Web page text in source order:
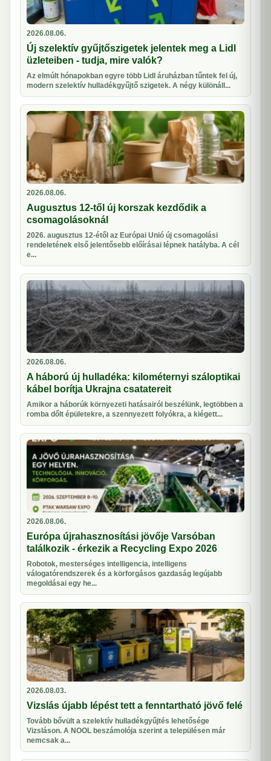
2026.08.06.
Új szelektív gyűjtőszigetek jelentek meg a Lidl
üzleteiben - tudja, mire valók?
Az elmúlt hónapokban egyre több Lidl áruházban tűntek fel új,
modern szelektív hulladékgyűjtő szigetek. A négy különáll...
2026.08.06.
Augusztus 12-től új korszak kezdődik a
csomagolásoknál
2026. augusztus 12-étől az Európai Unió új csomagolási
rendeletének első jelentősebb előírásai lépnek hatályba. A cél
e...
2026.08.06.
A háború új hulladéka: kilométernyi száloptikai
kábel borítja Ukrajna csatatereit
Amikor a háborúk környezeti hatásairól beszélünk, legtöbben a
romba dőlt épületekre, a szennyezett folyókra, a kiégett...
2026.08.06.
Európa újrahasznosítási jövője Varsóban
találkozik - érkezik a Recycling Expo 2026
Robotok, mesterséges intelligencia, intelligens
válogatórendszerek és a körforgásos gazdaság legújabb
megoldásai egy he...
2026.08.03.
Vizslás újabb lépést tett a fenntartható jövő felé
Tovább bővült a szelektív hulladékgyűjtés lehetősége
Vizsláson. A NOOL beszámolója szerint a településen már
nemcsak a...